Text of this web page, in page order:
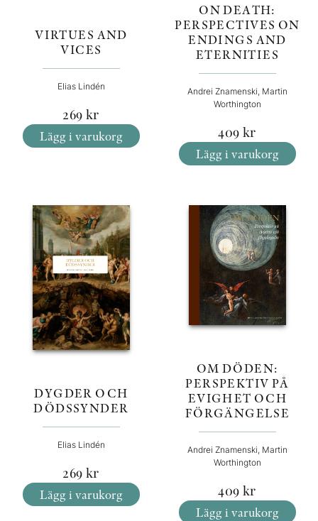
VIRTUES AND
VICES
Elias Lindén
269 kr
Lägg i varukorg
ON DEATH:
PERSPECTIVES ON
ENDINGS AND
ETERNITIES
Andrei Znamenski, Martin
Worthington
409 kr
Lägg i varukorg
DYGDER OCH
DÖDSSYNDER
Elias Lindén
269 kr
Lägg i varukorg
OM DÖDEN:
PERSPEKTIV PÅ
EVIGHET OCH
FÖRGÄNGELSE
Andrei Znamenski, Martin
Worthington
409 kr
Lägg i varukorg